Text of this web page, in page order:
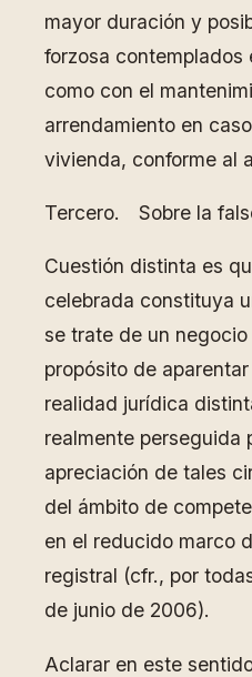
mayor duración y
forzosa contemplados
como con el
arrendamiento en
vivienda, conforme al
Tercero. Sobre la
Cuestión distinta es
celebrada constituya
se trate de un
propósito de
realidad jurídica
realmente perseguida
apreciación de tales
del ámbito de
en el reducido marco
registral (cfr., por
de junio de 2006).
Aclarar en este